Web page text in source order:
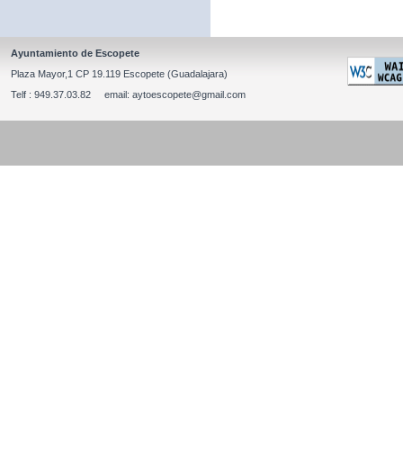
Ayuntamiento de Escopete
Plaza Mayor,1 CP 19.119 Escopete (Guadalajara)
Telf : 949.37.03.82 email: aytoescopete@gmail.com